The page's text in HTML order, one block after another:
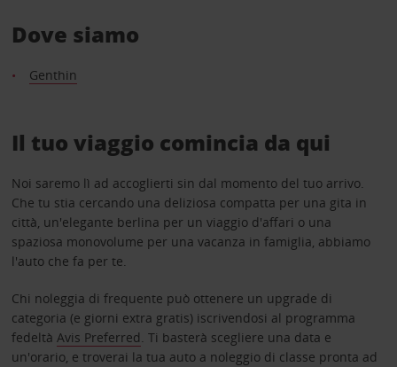
Dove siamo
Genthin
Il tuo viaggio comincia da qui
Noi saremo lì ad accoglierti sin dal momento del tuo arrivo.
Che tu stia cercando una deliziosa compatta per una gita in
città, un'elegante berlina per un viaggio d'affari o una
spaziosa monovolume per una vacanza in famiglia, abbiamo
l'auto che fa per te.
Chi noleggia di frequente può ottenere un upgrade di
categoria (e giorni extra gratis) iscrivendosi al programma
fedeltà Avis Preferred. Ti basterà scegliere una data e
un'orario, e troverai la tua auto a noleggio di classe pronta ad